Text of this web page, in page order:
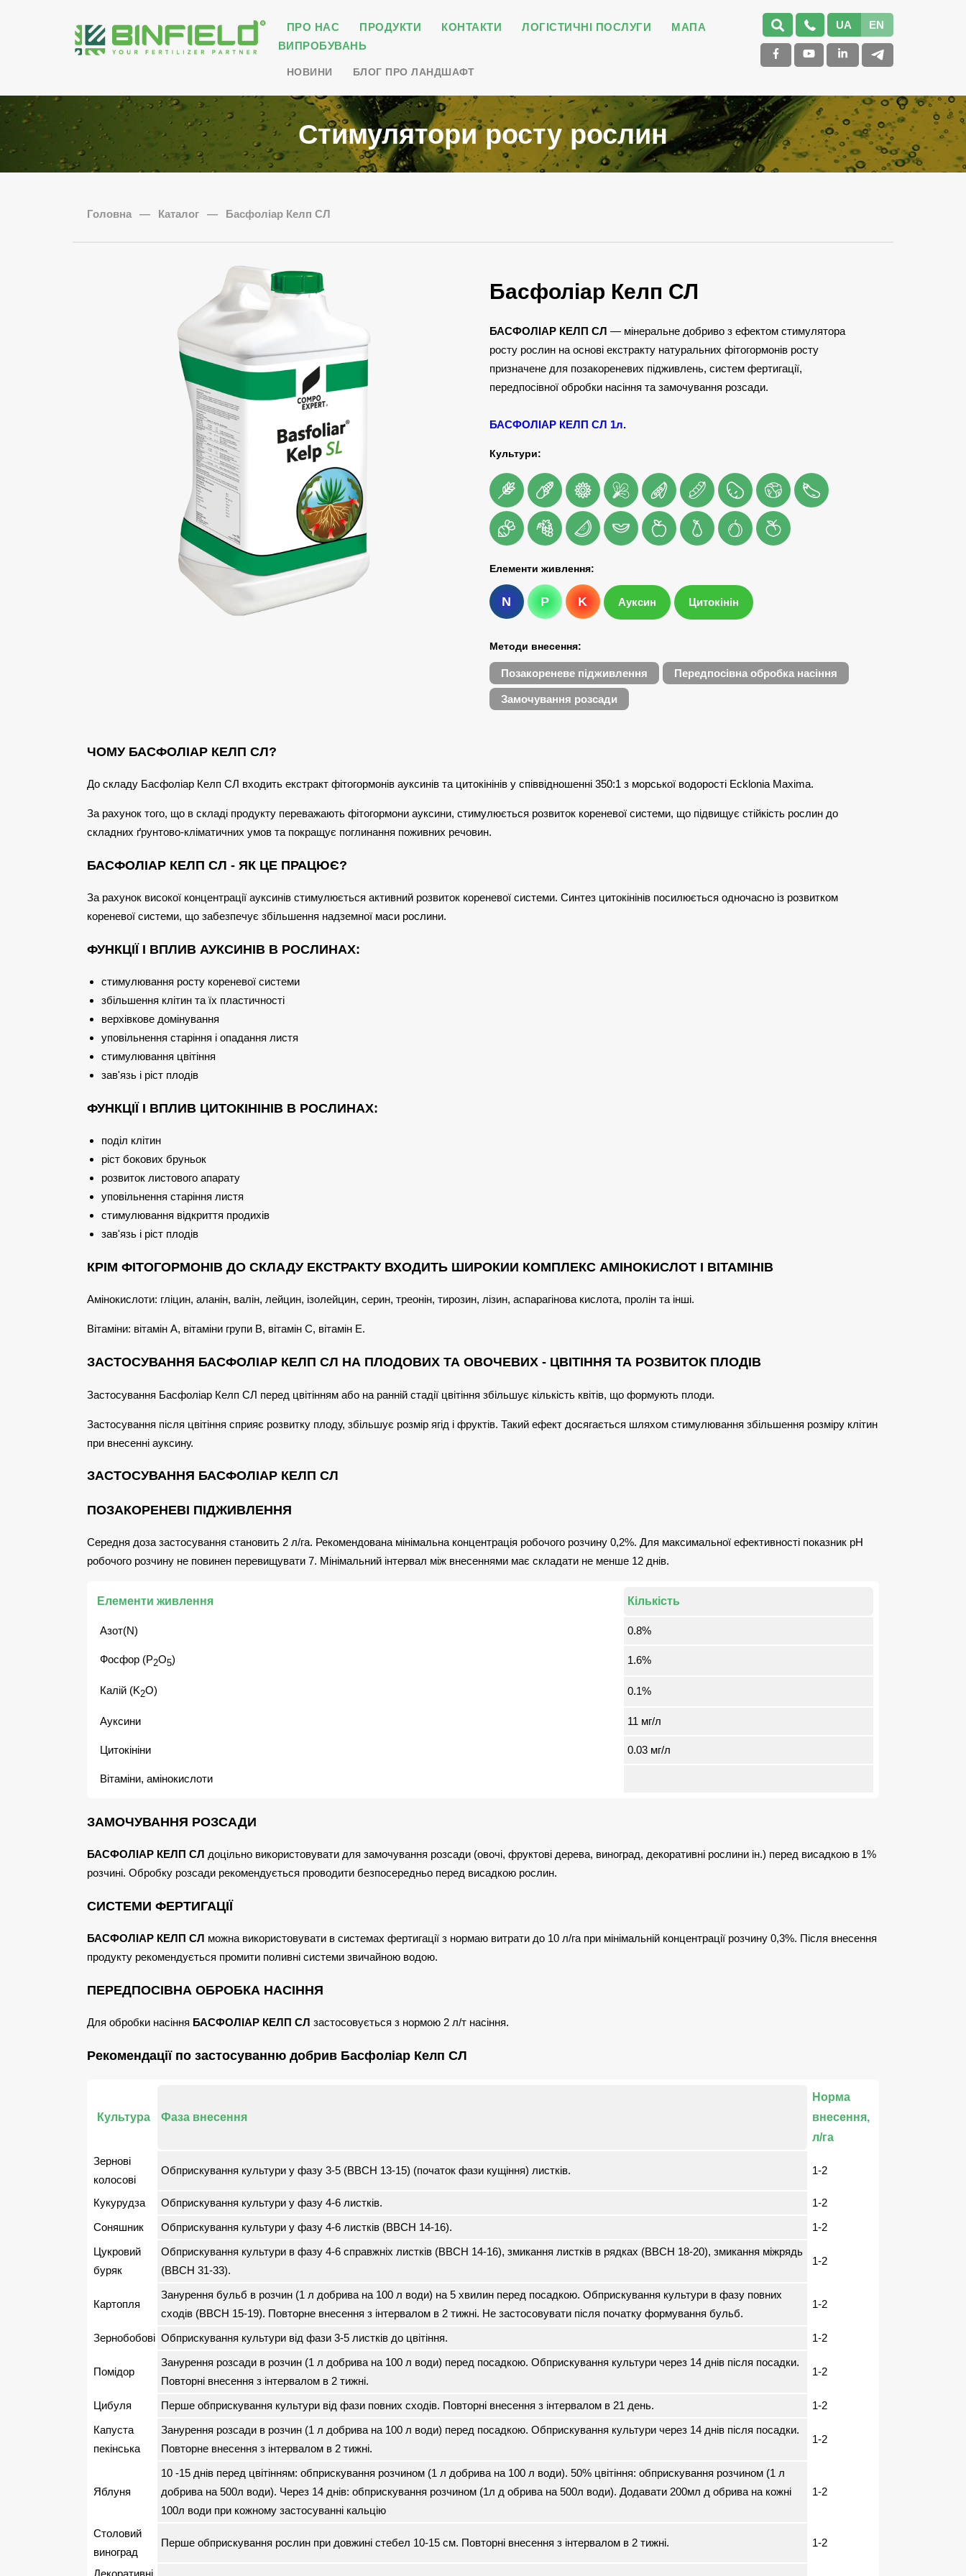
ПРО НАС ПРОДУКТИ КОНТАКТИ ЛОГІСТИЧНІ ПОСЛУГИ
МАПА
ВИПРОБУВАНЬ
НОВИНИ БЛОГ ПРО ЛАНДШАФТ
UA EN
Стимулятори росту рослин
Головна — Каталог — Басфоліар Келп СЛ
Басфоліар Келп СЛ
БАСФОЛІАР КЕЛП СЛ — мінеральне добриво з ефектом стимулятора
росту рослин на основі екстракту натуральних фітогормонів росту
призначене для позакореневих підживлень, систем фертигації,
передпосівної обробки насіння та замочування розсади.
БАСФОЛІАР КЕЛП СЛ 1л.
Культури:
Елементи живлення:
N P K Ауксин Цитокінін
Методи внесення:
Позакореневе підживлення Передпосівна обробка насіння
Замочування розсади
ЧОМУ БАСФОЛІАР КЕЛП СЛ?
До складу Басфоліар Келп СЛ входить екстракт фітогормонів ауксинів та цитокінінів у співвідношенні 350:1 з морської водорості Ecklonia Maxima.
За рахунок того, що в складі продукту переважають фітогормони ауксини, стимулюється розвиток кореневої системи, що підвищує стійкість рослин до
складних ґрунтово-кліматичних умов та покращує поглинання поживних речовин.
БАСФОЛІАР КЕЛП СЛ - ЯК ЦЕ ПРАЦЮЄ?
За рахунок високої концентрації ауксинів стимулюється активний розвиток кореневої системи. Синтез цитокінінів посилюється одночасно із розвитком
кореневої системи, що забезпечує збільшення надземної маси рослини.
ФУНКЦІЇ І ВПЛИВ АУКСИНІВ В РОСЛИНАХ:
стимулювання росту кореневої системи
збільшення клітин та їх пластичності
верхівкове домінування
уповільнення старіння і опадання листя
стимулювання цвітіння
зав'язь і ріст плодів
ФУНКЦІЇ І ВПЛИВ ЦИТОКІНІНІВ В РОСЛИНАХ:
поділ клітин
ріст бокових бруньок
розвиток листового апарату
уповільнення старіння листя
стимулювання відкриття продихів
зав'язь і ріст плодів
КРІМ ФІТОГОРМОНІВ ДО СКЛАДУ ЕКСТРАКТУ ВХОДИТЬ ШИРОКИИ КОМПЛЕКС АМІНОКИСЛОТ І ВІТАМІНІВ
Амінокислоти: гліцин, аланін, валін, лейцин, ізолейцин, серин, треонін, тирозин, лізин, аспарагінова кислота, пролін та інші.
Вітаміни: вітамін А, вітаміни групи В, вітамін С, вітамін Е.
ЗАСТОСУВАННЯ БАСФОЛІАР КЕЛП СЛ НА ПЛОДОВИХ ТА ОВОЧЕВИХ - ЦВІТІННЯ ТА РОЗВИТОК ПЛОДІВ
Застосування Басфоліар Келп СЛ перед цвітінням або на ранній стадії цвітіння збільшує кількість квітів, що формують плоди.
Застосування після цвітіння сприяє розвитку плоду, збільшує розмір ягід і фруктів. Такий ефект досягається шляхом стимулювання збільшення розміру клітин
при внесенні ауксину.
ЗАСТОСУВАННЯ БАСФОЛІАР КЕЛП СЛ
ПОЗАКОРЕНЕВІ ПІДЖИВЛЕННЯ
Середня доза застосування становить 2 л/га. Рекомендована мінімальна концентрація робочого розчину 0,2%. Для максимальної ефективності показник pH
робочого розчину не повинен перевищувати 7. Мінімальний інтервал між внесеннями має складати не менше 12 днів.
Елементи живлення Кількість
Азот(N) 0.8%
Фосфор (Р2O5) 1.6%
Калій (K2O) 0.1%
Ауксини 11 мг/л
Цитокініни 0.03 мг/л
Вітаміни, амінокислоти
ЗАМОЧУВАННЯ РОЗСАДИ
БАСФОЛІАР КЕЛП СЛ доцільно використовувати для замочування розсади (овочі, фруктові дерева, виноград, декоративні рослини ін.) перед висадкою в 1%
розчині. Обробку розсади рекомендується проводити безпосередньо перед висадкою рослин.
СИСТЕМИ ФЕРТИГАЦІЇ
БАСФОЛІАР КЕЛП СЛ можна використовувати в системах фертигації з нормаю витрати до 10 л/га при мінімальній концентрації розчину 0,3%. Після внесення
продукту рекомендується промити поливні системи звичайною водою.
ПЕРЕДПОСІВНА ОБРОБКА НАСІННЯ
Для обробки насіння БАСФОЛІАР КЕЛП СЛ застосовується з нормою 2 л/т насіння.
Рекомендації по застосуванню добрив Басфоліар Келп СЛ
Культура Фаза внесення
Норма
внесення,
л/га
Зернові
колосові
Обприскування культури у фазу 3-5 (ВВСН 13-15) (початок фази кущіння) листків. 1-2
Кукурудза Обприскування культури у фазу 4-6 листків.
1-2
Соняшник
Обприскування культури у фазу 4-6 листків (ВВСН 14-16).
1-2
Цукровий
буряк
Обприскування культури в фазу 4-6 справжніх листків (ВВСН 14-16), змикання листків в рядках (ВВСН 18-20), змикання міжрядь
(ВВСН 31-33).
1-2
Картопля
Занурення бульб в розчин (1 л добрива на 100 л води) на 5 хвилин перед посадкою. Обприскування культури в фазу повних
сходів (ВВСН 15-19). Повторне внесення з інтервалом в 2 тижні. Не застосовувати після початку формування бульб.
1-2
Зернобобові Обприскування культури від фази 3-5 листків до цвітіння. 1-2
Помідор
Занурення розсади в розчин (1 л добрива на 100 л води) перед посадкою. Обприскування культури через 14 днів після посадки.
Повторні внесення з інтервалом в 2 тижні.
1-2
Цибуля Перше обприскування культури від фази повних сходів. Повторні внесення з інтервалом в 21 день.
1-2
Капуста
пекінська
Занурення розсади в розчин (1 л добрива на 100 л води) перед посадкою. Обприскування культури через 14 днів після посадки.
Повторне внесення з інтервалом в 2 тижні.
1-2
Яблуня
10 -15 днів перед цвітінням: обприскування розчином (1 л добрива на 100 л води). 50% цвітіння: обприскування розчином (1 л
добрива на 500л води). Через 14 днів: обприскування розчином (1л д обрива на 500л води). Додавати 200мл д обрива на кожні
100л води при кожному застосуванні кальцію
1-2
Столовий
виноград
Перше обприскування рослин при довжині стебел 10-15 см. Повторні внесення з інтервалом в 2 тижні. 1-2
Декоративні